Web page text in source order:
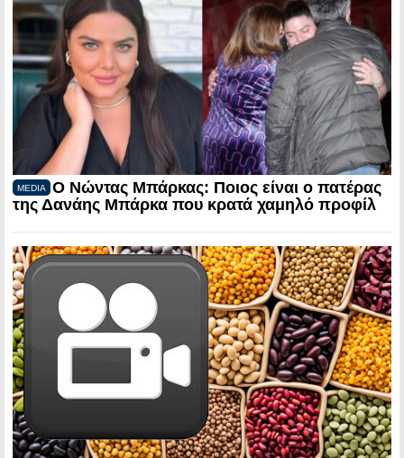
MEDIA
Ο Νώντας Μπάρκας: Ποιος είναι ο πατέρας
της Δανάης Μπάρκα που κρατά χαμηλό προφίλ